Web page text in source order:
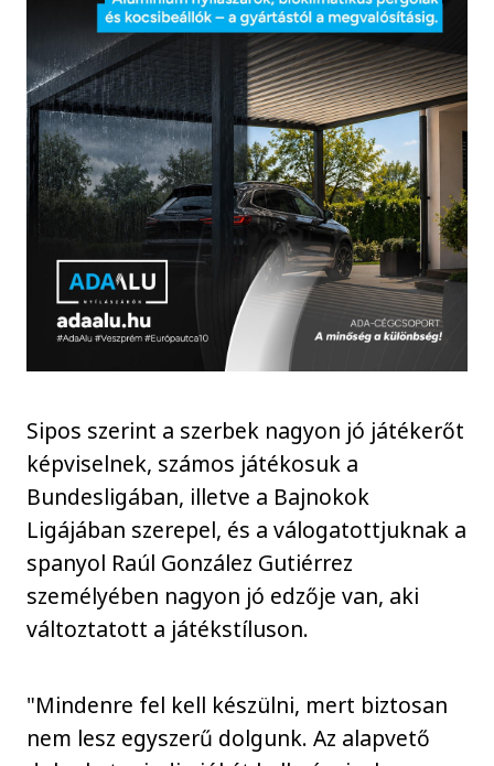
Sipos szerint a szerbek nagyon jó játékerőt
képviselnek, számos játékosuk a
Bundesligában, illetve a Bajnokok
Ligájában szerepel, és a válogatottjuknak a
spanyol Raúl González Gutiérrez
személyében nagyon jó edzője van, aki
változtatott a játékstíluson.
"Mindenre fel kell készülni, mert biztosan
nem lesz egyszerű dolgunk. Az alapvető